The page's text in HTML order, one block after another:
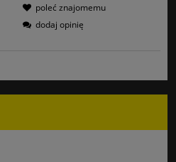
poleć znajomemu
dodaj opinię